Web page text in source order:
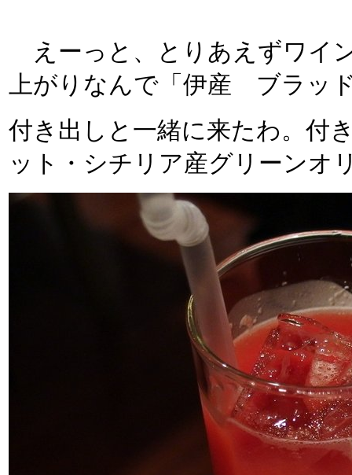
えーっと、とりあえずワイ
上がりなんで「伊産 ブラッ
付き出しと一緒に来たわ。付
ット・シチリア産グリーンオ